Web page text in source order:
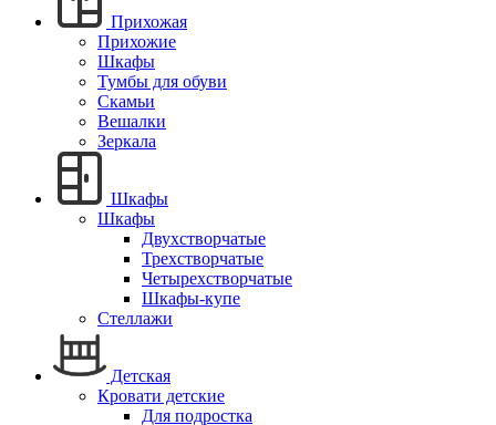
Прихожая
Прихожие
Шкафы
Тумбы для обуви
Скамьи
Вешалки
Зеркала
Шкафы
Шкафы
Двухстворчатые
Трехстворчатые
Четырехстворчатые
Шкафы-купе
Стеллажи
Детская
Кровати детские
Для подростка